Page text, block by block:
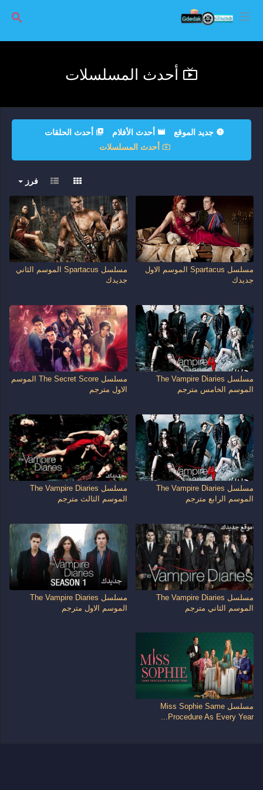
أحدث المسلسلات
جديد الموقع أحدث الأفلام
أحدث الحلقات
أحدث المسلسلات
فرز
مسلسل Spartacus الموسم الاول
جديدك
مسلسل Spartacus الموسم الثاني
جديدك
مسلسل The Vampire Diaries
الموسم الخامس مترجم
مسلسل The Secret Score الموسم
الاول مترجم
مسلسل The Vampire Diaries
الموسم الرابع مترجم
مسلسل The Vampire Diaries
الموسم الثالث مترجم
مسلسل The Vampire Diaries
الموسم الثاني مترجم
مسلسل The Vampire Diaries
الموسم الاول مترجم
مسلسل Miss Sophie Same
Procedure As Every Year...